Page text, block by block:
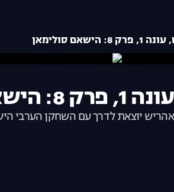
סולימאן
יוצאת לדרך עם השחקן